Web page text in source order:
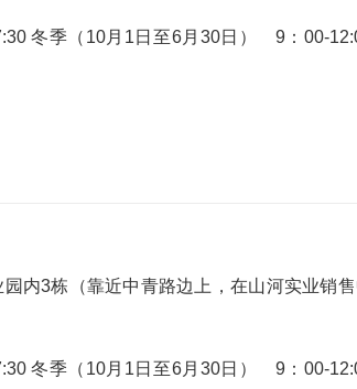
冬季（10月1日至6月30日） 9：00-
内3栋（靠近中青路边上，在山河实业销
冬季（10月1日至6月30日） 9：00-